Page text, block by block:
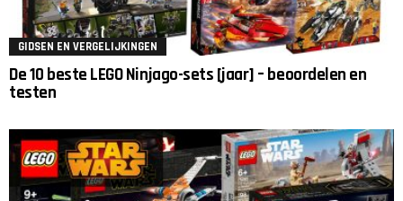
GIDSEN EN VERGELIJKINGEN
De 10 beste LEGO Ninjago-sets [jaar] – beoordelen en
testen